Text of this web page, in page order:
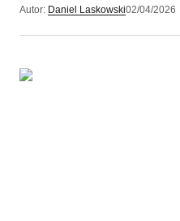
Autor: Daniel Laskowski02/04/2026